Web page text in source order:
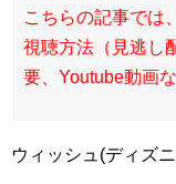
こちらの記事では
視聴方法（見逃し
要、Youtube動画
ウィッシュ(ディズ